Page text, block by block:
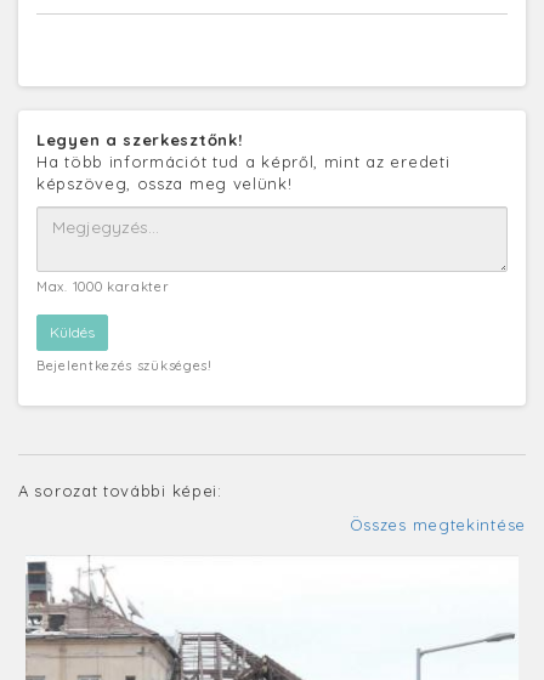
Legyen a szerkesztőnk!
Ha több információt tud a képről, mint az eredeti
képszöveg, ossza meg velünk!
Max. 1000 karakter
Bejelentkezés szükséges!
A sorozat további képei:
Összes megtekintése